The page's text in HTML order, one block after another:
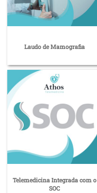
Laudo de Mamografia
Telemedicina Integrada com o
SOC